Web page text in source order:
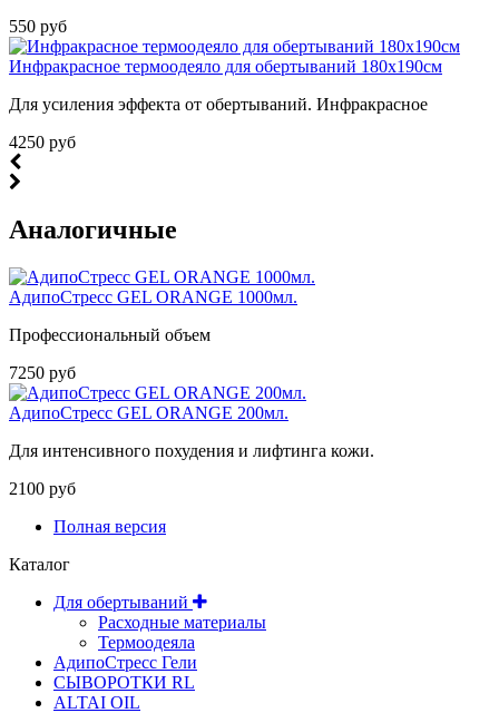
550 руб
Инфракрасное термоодеяло для обертываний 180х190см
Для усиления эффекта от обертываний. Инфракрасное
4250 руб
Аналогичные
АдипоСтресс GEL ORANGE 1000мл.
Профессиональный объем
7250 руб
АдипоСтресс GEL ORANGE 200мл.
Для интенсивного похудения и лифтинга кожи.
2100 руб
Полная версия
Каталог
Для обертываний
Расходные материалы
Термоодеяла
АдипоСтресс Гели
СЫВОРОТКИ RL
ALTAI OIL